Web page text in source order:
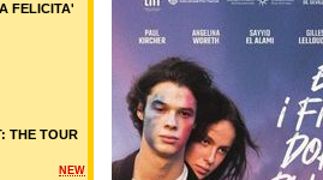
FELICITA'
THE TOUR
NEW